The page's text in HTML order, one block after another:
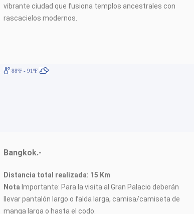
vibrante ciudad que fusiona templos ancestrales con
rascacielos modernos.
88ºF - 91ºF
Bangkok.-
Distancia total realizada: 15 Km
Nota Importante: Para la visita al Gran Palacio deberán
llevar pantalón largo o falda larga, camisa/camiseta de
manga larga o hasta el codo.